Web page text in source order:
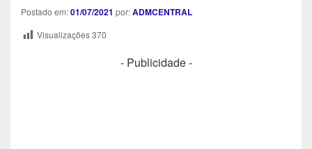
Postado em:01/07/2021 por:ADMCENTRAL
Visualizações370
- Publicidade -